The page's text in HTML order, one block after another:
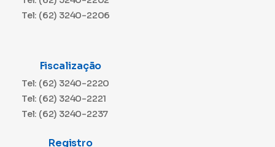
Tel: (62) 3240-2206
Fiscalização
Tel: (62) 3240-2220
Tel: (62) 3240-2221
Tel: (62) 3240-2237
Registro